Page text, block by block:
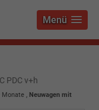
Menü
PDC v+h
Monate , Neuwagen mit